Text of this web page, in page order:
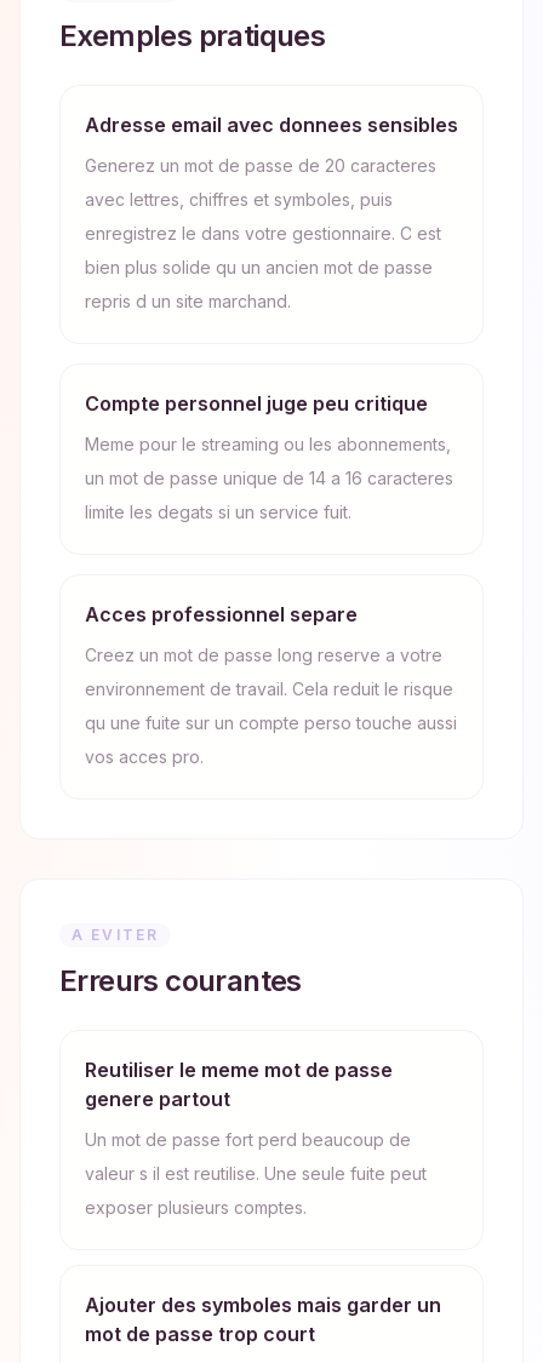
Exemples pratiques
Adresse email avec donnees sensibles
Generez un mot de passe de 20 caracteres
avec lettres, chiffres et symboles, puis
enregistrez le dans votre gestionnaire. C est
bien plus solide qu un ancien mot de passe
repris d un site marchand.
Compte personnel juge peu critique
Meme pour le streaming ou les abonnements,
un mot de passe unique de 14 a 16 caracteres
limite les degats si un service fuit.
Acces professionnel separe
Creez un mot de passe long reserve a votre
environnement de travail. Cela reduit le risque
qu une fuite sur un compte perso touche aussi
vos acces pro.
A EVITER
Erreurs courantes
Reutiliser le meme mot de passe
genere partout
Un mot de passe fort perd beaucoup de
valeur s il est reutilise. Une seule fuite peut
exposer plusieurs comptes.
Ajouter des symboles mais garder un
mot de passe trop court